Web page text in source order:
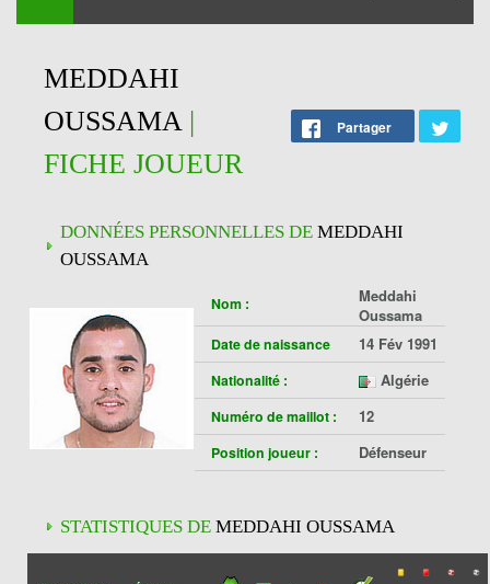
MEDDAHI
OUSSAMA|
FICHE JOUEUR
Partager
DONNÉES PERSONNELLES DE MEDDAHI
OUSSAMA
Nom :
Meddahi
Oussama
Date de naissance 14 Fév 1991
Nationalité : Algérie
Numéro de maillot : 12
Position joueur : Défenseur
STATISTIQUES DE MEDDAHI OUSSAMA